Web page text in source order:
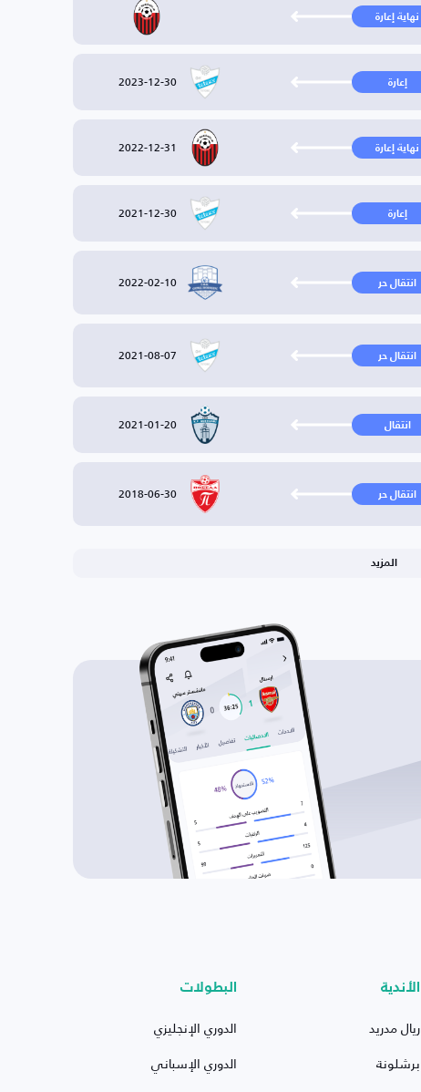
نهاية إعارة
إعارة 2023-12-30
نهاية إعارة 2022-12-31
إعارة 2021-12-30
انتقال حر 2022-02-10
انتقال حر 2021-08-07
انتقال 2021-01-20
انتقال حر 2018-06-30
المزيد
الأندية
ريال مدريد
برشلونة
البطولات
الدوري الإنجليزي
الدوري الإسباني